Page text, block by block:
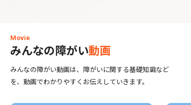
のことから聞かせてください。障がい福
祉に入る前は、何をされていたんです
か。 僕は高校を中退しているんです。工
場、飛び込み営業、建設現場。高校を出
ていない10代の自分にできる仕事を、片
っ端からやりました。飛び込み営業で
Movie
みんなの障がい動画
みんなの障がい動画は、障がいに関する基礎知識など
を、動画でわかりやすくお伝えしていきます。